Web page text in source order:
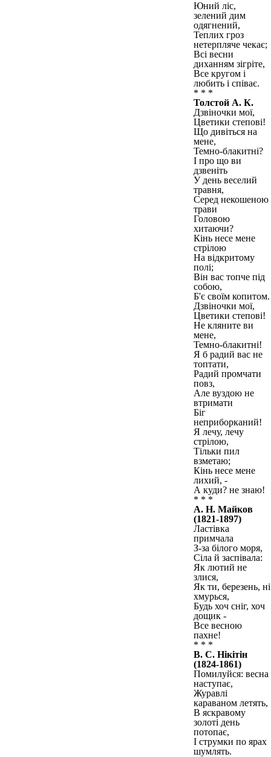
Юний ліс,
зелений дим
одягнений,
Теплих гроз
нетерпляче чекає;
Всі весни
диханням зігріте,
Все кругом і
любить і співає.
* * *
Толстой А. К.
Дзвіночки мої,
Цветики степові!
Що дивіться на
мене,
Темно-блакитні?
І про що ви
дзвеніть
У день веселий
травня,
Серед некошеною
трави
Головою
хитаючи?
Кінь несе мене
стрілою
На відкритому
полі;
Він вас топче під
собою,
Б'є своїм копитом.
Дзвіночки мої,
Цветики степові!
Не кляните ви
мене,
Темно-блакитні!
Я б радий вас не
топтати,
Радий промчати
повз,
Але вуздою не
втримати
Біг
неприборканий!
Я лечу, лечу
стрілою,
Тільки пил
взметаю;
Кінь несе мене
лихий, -
А куди? не знаю!
* * *
А. Н. Майков
(1821-1897)
Ластівка
примчала
З-за білого моря,
Сіла й заспівала:
Як лютий не
злися,
Як ти, березень, ні
хмурься,
Будь хоч сніг, хоч
дощик -
Все весною
пахне!
* * *
В. С. Нікітін
(1824-1861)
Помилуйся: весна
наступає,
Журавлі
караваном летять,
В яскравому
золоті день
потопає,
І струмки по ярах
шумлять.